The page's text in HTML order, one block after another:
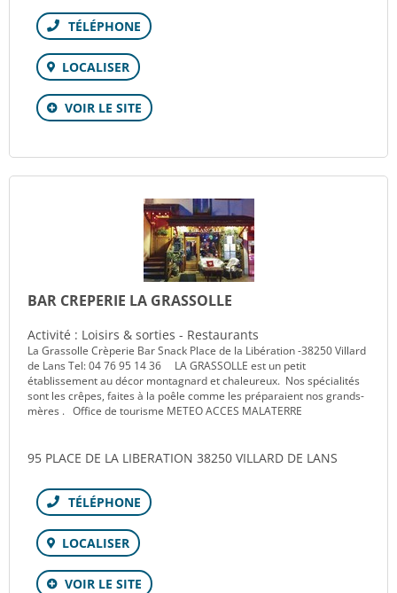
Téléphone
LOCALISER
VOIR LE SITE
BAR CREPERIE LA GRASSOLLE
Activité : Loisirs & sorties - Restaurants
La Grassolle Crèperie Bar Snack Place de la Libération -38250 Villard
de Lans Tel: 04 76 95 14 36 LA GRASSOLLE est un petit
établissement au décor montagnard et chaleureux. Nos spécialités
sont les crêpes, faites à la poêle comme les préparaient nos grands-
mères . Office de tourisme METEO ACCES MALATERRE
95 PLACE DE LA LIBERATION 38250 VILLARD DE LANS
Téléphone
LOCALISER
VOIR LE SITE